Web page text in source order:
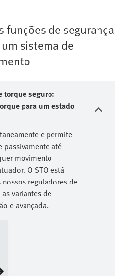
funções de segurança
sistema de
torque seguro:
para um estado
e permite
passivamente até
movimento
O STO está
reguladores de
variantes de
e avançada.